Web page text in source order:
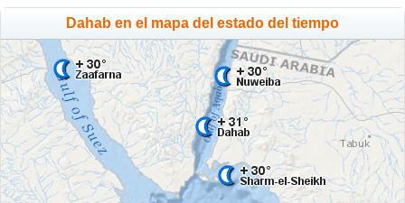
Dahab en el mapa del estado del tiempo